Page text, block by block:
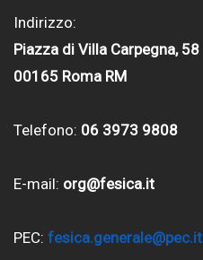
Indirizzo:
Piazza di Villa Carpegna, 58
00165 Roma RM
Telefono: 06 3973 9808
E-mail: org@fesica.it
PEC: fesica.generale@pec.it